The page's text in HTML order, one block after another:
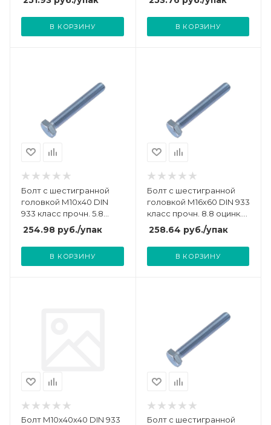
СТРОЙМЕТИЗ
UTORM3011698
В КОРЗИНУ
СТРОЙМЕТИЗ
UTORM3011658
В КОРЗИНУ
Болт с шестигранной
головкой М10х40 DIN
933 класс прочн. 5.8
оцинк. пакет (уп.20шт)
СТРОЙМЕТИЗ
UTORM3012058
254.98 руб./упак
В КОРЗИНУ
Болт с шестигранной
головкой М16х60 DIN 933
класс прочн. 8.8 оцинк.
пакет (уп.5шт)
СТРОЙМЕТИЗ
UTORM969093М1660
258.64 руб./упак
В КОРЗИНУ
Болт М10х40х40 DIN 933
Болт с шестигранной